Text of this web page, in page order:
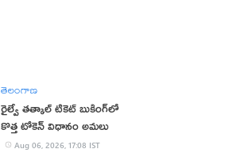
తెలంగాణ
రైల్వే తత్కాల్ టికెట్ బుకింగ్‌లో
కొత్త టోకెన్ విధానం అమలు
Aug 06, 2026, 17:08 IST